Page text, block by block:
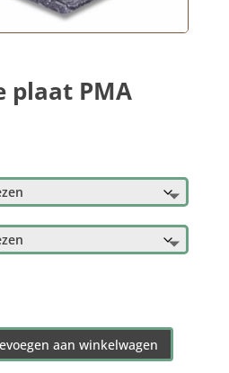
plaat PMA
aan winkelwagen